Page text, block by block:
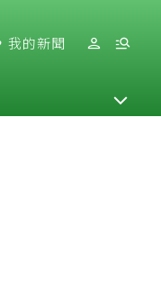
我的新聞